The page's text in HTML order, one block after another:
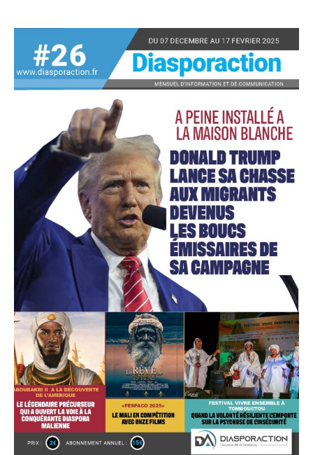
Plans d'abonnement
Accès gratuit
Gratuit /accès limité
Quelques articles
Annonces
Tous les articles
Le magazine
CHOISIR LE FORFAIT